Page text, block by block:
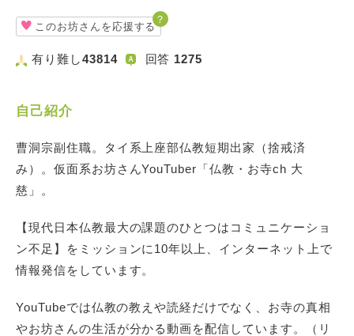
このお坊さんを応援する
？
有り難し43814 回答 1275
自己紹介
曹洞宗副住職。タイ系上座部仏教短期出家（捨戒済
み）。仮面系お坊さんYouTuber「仏教・お寺ch 大
慈」。
【現代日本仏教最大の課題のひとつはコミュニケーショ
ン不足】をミッションに10年以上、インターネット上で
情報発信をしています。
YouTubeでは仏教の教えや読経だけでなく、お寺の真相
やお坊さんの生活が分かる動画を配信しています。（リ